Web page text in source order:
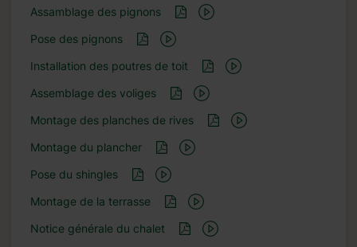
Assamblage des pignons
Pose des pignons
Installation des poutres de toit
Assemblage des voliges
Montage des planches de rives
Montage du plancher
Pose du shingles
Montage de la terrasse
Notice générale du chalet